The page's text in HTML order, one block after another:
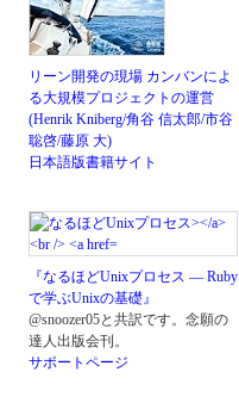
リーン開発の現場 カンバンによ
る大規模プロジェクトの運営
(Henrik Kniberg/角谷 信太郎/市谷
聡啓/藤原 大)
日本語版書籍サイト
『なるほどUnixプロセス ― Ruby
で学ぶUnixの基礎』
@snoozer05と共訳です。念願の
達人出版会刊。
サポートページ